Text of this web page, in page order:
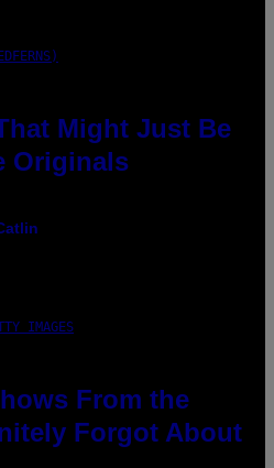
Might Just Be
Originals
IMAGES
From the
Forgot About